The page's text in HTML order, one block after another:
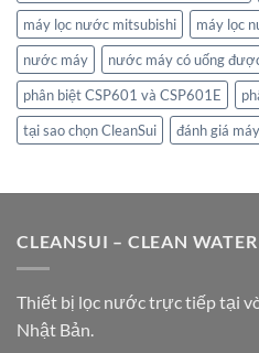
máy lọc nước mitsubishi
máy lọc
nước máy
nước máy có uống
phân biệt CSP601 và CSP601E
tại sao chọn CleanSui
đánh giá
CLEANSUI – CLEAN
Thiết bị lọc nước trực tiếp tại
Nhật Bản.